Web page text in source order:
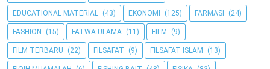
EDUCATIONAL MATERIAL (43) EKONOMI (125) FARMASI (24)
FASHION (15) FATWA ULAMA (11) FILM (9)
FILM TERBARU (22) FILSAFAT (9) FILSAFAT ISLAM (13)